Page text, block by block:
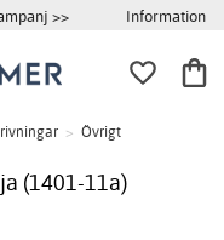
>> Information
> Övrigt
(1401-11a)